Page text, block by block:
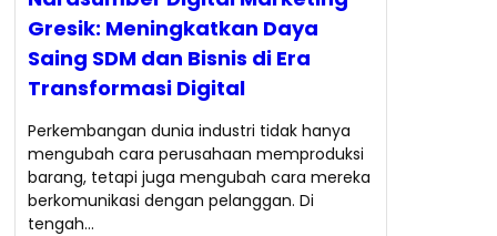
Gresik: Meningkatkan Daya
Saing SDM dan Bisnis di Era
Transformasi Digital
Perkembangan dunia industri tidak hanya
mengubah cara perusahaan memproduksi
barang, tetapi juga mengubah cara mereka
berkomunikasi dengan pelanggan. Di
tengah…